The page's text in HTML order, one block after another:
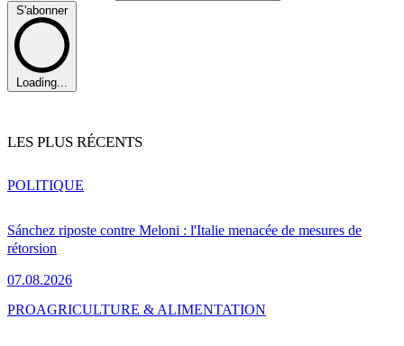
S'abonner
Loading...
LES PLUS RÉCENTS
Sánchez riposte contre Meloni : l'Italie menacée de mesures de
rétorsion
07.08.2026
POLITIQUE
PROAGRICULTURE & ALIMENTATION